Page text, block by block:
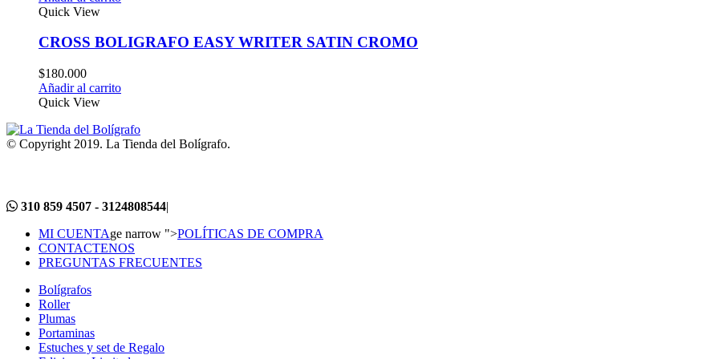
Quick View
CROSS BOLIGRAFO EASY WRITER SATIN CROMO
$180.000
Añadir al carrito
Quick View
© Copyright 2019. La Tienda del Bolígrafo.
310 859 4507 - 3124808544|
MI CUENTAge narrow ">POLÍTICAS DE COMPRA
CONTACTENOS
PREGUNTAS FRECUENTES
Bolígrafos
Roller
Plumas
Portaminas
Estuches y set de Regalo